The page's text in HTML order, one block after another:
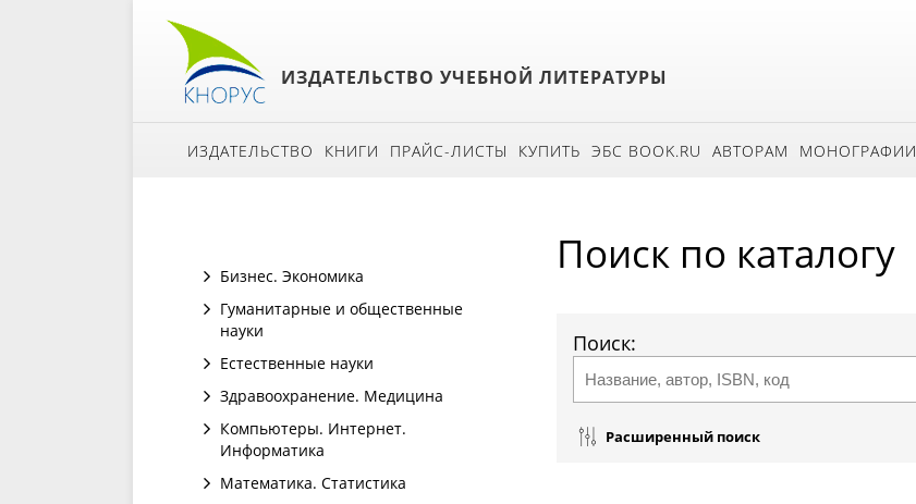
ИЗДАТЕЛЬСТВО УЧЕБНОЙ ЛИТЕРАТУРЫ
ИЗДАТЕЛЬСТВО КНИГИ ПРАЙС-ЛИСТЫ КУПИТЬ ЭБС BOOK.RU АВТОРАМ МОНОГРАФИИ
Бизнес. Экономика
Гуманитарные и общественные
науки
Естественные науки
Здравоохранение. Медицина
Компьютеры. Интернет.
Информатика
Математика. Статистика
Поиск по каталогу
Поиск:
Расширенный поиск